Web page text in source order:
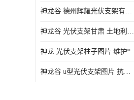
神龙谷 德州辉耀光伏支架有限公司 材质多样
神龙谷 光伏支架甘肃 土地利用率高
神龙 光伏支架柱子图片 维护*
神龙谷 u型光伏支架图片 抗紫外线